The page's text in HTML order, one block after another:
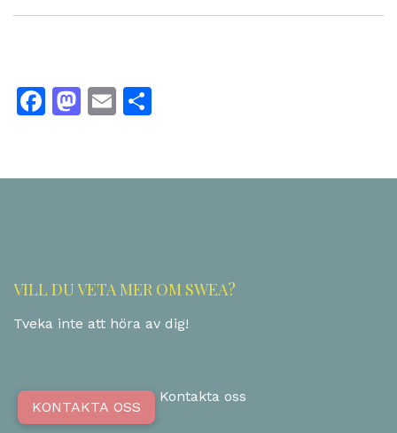
Facebook
Mastodon
Email
VILL DU VETA MER OM SWEA?
Tveka inte att höra av dig!
KONTAKTA OSS
Kontakta oss